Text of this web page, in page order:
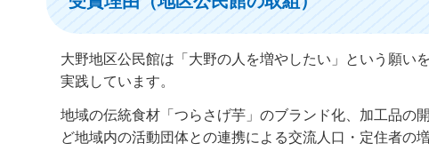
大野地区公民館は「大野の人を増やしたい」という願い
実践しています。
地域の伝統食材「つらさげ芋」のブランド化、加工品の
ど地域内の活動団体との連携による交流人口・定住者の